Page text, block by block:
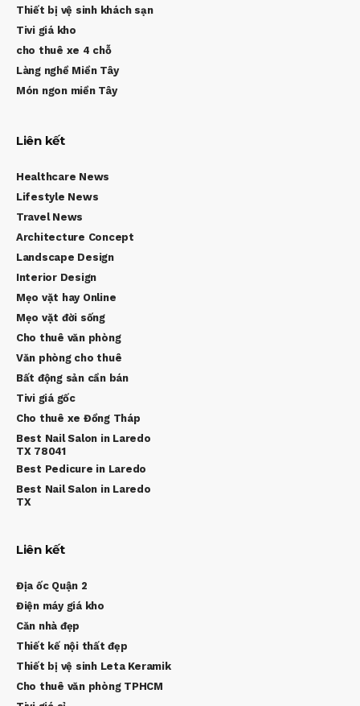
Thiết bị vệ sinh khách sạn
Tivi giá kho
cho thuê xe 4 chỗ
Làng nghề Miền Tây
Món ngon miền Tây
Liên kết
Healthcare News
Lifestyle News
Travel News
Architecture Concept
Landscape Design
Interior Design
Mẹo vặt hay Online
Mẹo vặt đời sống
Cho thuê văn phòng
Văn phòng cho thuê
Bất động sản cần bán
Tivi giá gốc
Cho thuê xe Đồng Tháp
Best Nail Salon in Laredo
TX 78041
Best Pedicure in Laredo
Best Nail Salon in Laredo
TX
Liên kết
Địa ốc Quận 2
Điện máy giá kho
Căn nhà đẹp
Thiết kế nội thất đẹp
Thiết bị vệ sinh Leta Keramik
Cho thuê văn phòng TPHCM